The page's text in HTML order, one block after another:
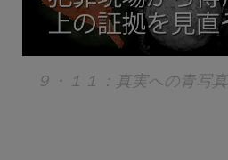
９・１１：真実への青写真